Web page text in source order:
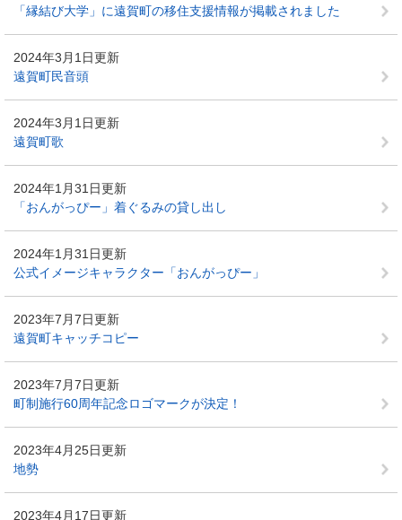
「縁結び大学」に遠賀町の移住支援情報が掲載されました
2024年3月1日更新
遠賀町民音頭
2024年3月1日更新
遠賀町歌
2024年1月31日更新
「おんがっぴー」着ぐるみの貸し出し
2024年1月31日更新
公式イメージキャラクター「おんがっぴー」
2023年7月7日更新
遠賀町キャッチコピー
2023年7月7日更新
町制施行60周年記念ロゴマークが決定！
2023年4月25日更新
地勢
2023年4月17日更新